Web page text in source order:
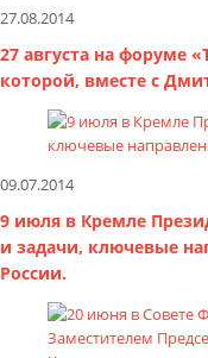
27.08.2014
27 августа на форуме
которой, вместе с
09.07.2014
9 июля в Кремле
и задачи, ключевые
России.